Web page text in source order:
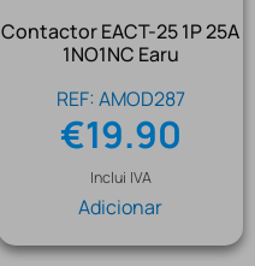
Contactor EACT-25 1P 25A
1NO1NC Earu
REF: AMOD287
€19.90
Inclui IVA
Adicionar